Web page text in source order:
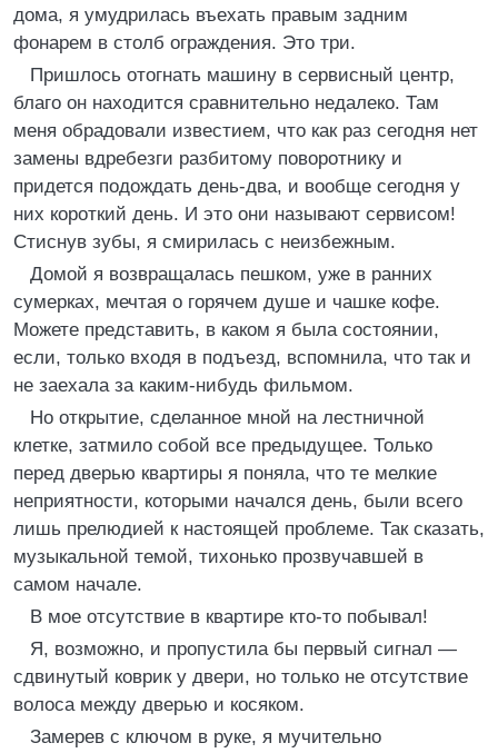
дома, я умудрилась въехать правым задним
фонарем в столб ограждения. Это три.
Пришлось отогнать машину в сервисный центр,
благо он находится сравнительно недалеко. Там
меня обрадовали известием, что как раз сегодня нет
замены вдребезги разбитому поворотнику и
придется подождать день-два, и вообще сегодня у
них короткий день. И это они называют сервисом!
Стиснув зубы, я смирилась с неизбежным.
Домой я возвращалась пешком, уже в ранних
сумерках, мечтая о горячем душе и чашке кофе.
Можете представить, в каком я была состоянии,
если, только входя в подъезд, вспомнила, что так и
не заехала за каким-нибудь фильмом.
Но открытие, сделанное мной на лестничной
клетке, затмило собой все предыдущее. Только
перед дверью квартиры я поняла, что те мелкие
неприятности, которыми начался день, были всего
лишь прелюдией к настоящей проблеме. Так сказать,
музыкальной темой, тихонько прозвучавшей в
самом начале.
В мое отсутствие в квартире кто-то побывал!
Я, возможно, и пропустила бы первый сигнал —
сдвинутый коврик у двери, но только не отсутствие
волоса между дверью и косяком.
Замерев с ключом в руке, я мучительно